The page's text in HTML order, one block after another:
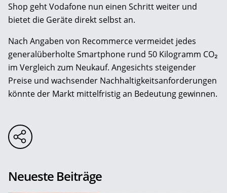
Shop geht Vodafone nun einen Schritt weiter und
bietet die Geräte direkt selbst an.
Nach Angaben von Recommerce vermeidet jedes
generalüberholte Smartphone rund 50 Kilogramm CO₂
im Vergleich zum Neukauf. Angesichts steigender
Preise und wachsender Nachhaltigkeitsanforderungen
könnte der Markt mittelfristig an Bedeutung gewinnen.
Neueste Beiträge